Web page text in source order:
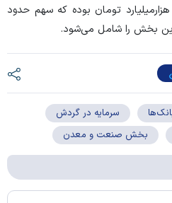
بیشتر و نزدیک به ۷۶۶ هزارمیلیارد تومان بوده که سهم حدود
سرمایه در گردش
بخش صنعت و معدن